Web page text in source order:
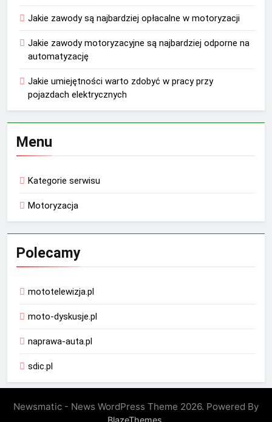
Jakie zawody są najbardziej opłacalne w motoryzacji
Jakie zawody motoryzacyjne są najbardziej odporne na
automatyzację
Jakie umiejętności warto zdobyć w pracy przy
pojazdach elektrycznych
Menu
Kategorie serwisu
Motoryzacja
Polecamy
mototelewizja.pl
moto-dyskusje.pl
naprawa-auta.pl
sdic.pl
Newsmatic - News WordPress Theme 2026. Powered By